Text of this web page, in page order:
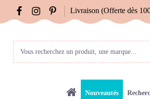
Livraison (Offerte dès
Nouveautés